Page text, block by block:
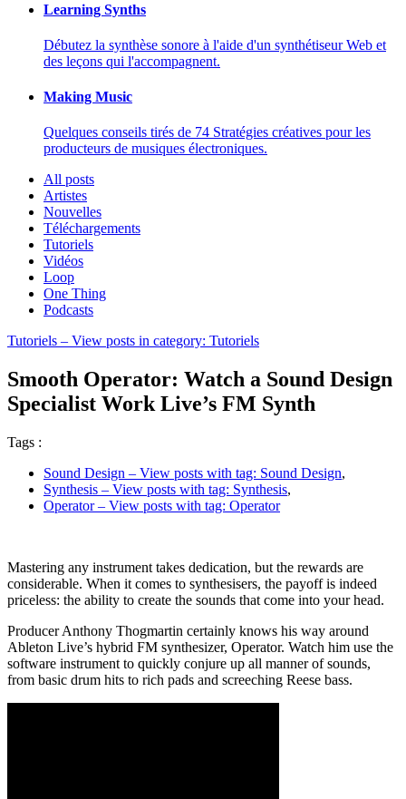
Learning Synths
Débutez la synthèse sonore à l'aide d'un synthétiseur Web et
des leçons qui l'accompagnent.
Making Music
Quelques conseils tirés de 74 Stratégies créatives pour les
producteurs de musiques électroniques.
All posts
Artistes
Nouvelles
Téléchargements
Tutoriels
Vidéos
Loop
One Thing
Podcasts
Tutoriels – View posts in category: Tutoriels
Smooth Operator: Watch a Sound Design
Specialist Work Live’s FM Synth
Tags :
Sound Design – View posts with tag: Sound Design,
Synthesis – View posts with tag: Synthesis,
Operator– View posts with tag: Operator
Mastering any instrument takes dedication, but the rewards are
considerable. When it comes to synthesisers, the payoff is indeed
priceless: the ability to create the sounds that come into your head.
Producer Anthony Thogmartin certainly knows his way around
Ableton Live’s hybrid FM synthesizer, Operator. Watch him use the
software instrument to quickly conjure up all manner of sounds,
from basic drum hits to rich pads and screeching Reese bass.